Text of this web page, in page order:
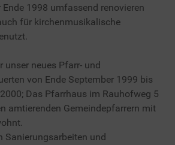
1998 umfassend renovieren
für kirchenmusikalische
unser neues Pfarr- und
von Ende September 1999 bis
Das Pfarrhaus im Rauhofweg 5
amtierenden Gemeindepfarrern mit
Sanierungsarbeiten und